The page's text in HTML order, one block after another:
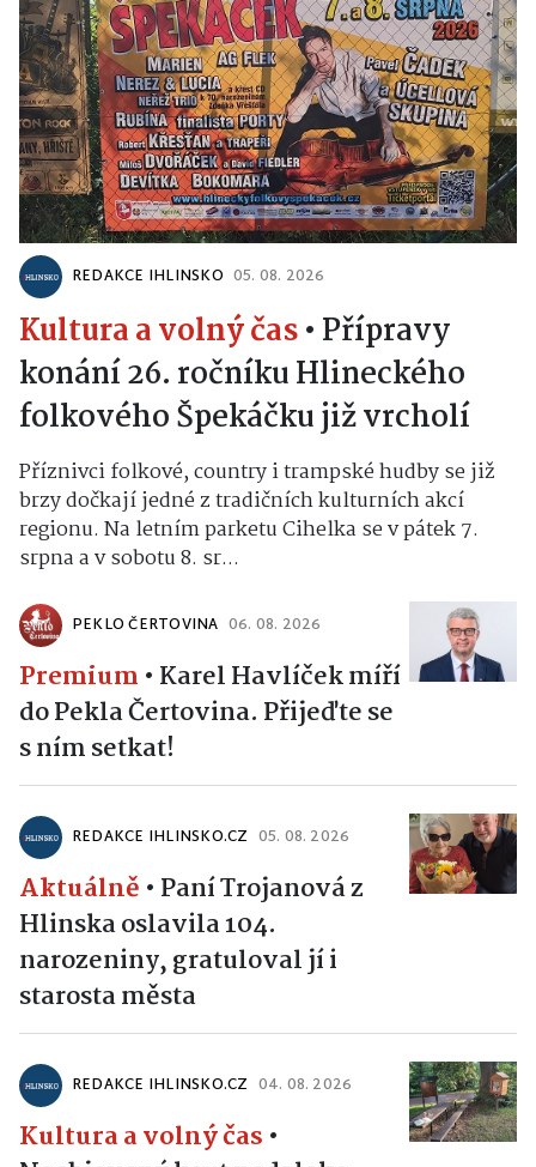
REDAKCE IHLINSKO 05. 08. 2026
Kultura a volný čas• Přípravy
konání 26. ročníku Hlineckého
folkového Špekáčku již vrcholí
Příznivci folkové, country i trampské hudby se již
brzy dočkají jedné z tradičních kulturních akcí
regionu. Na letním parketu Cihelka se v pátek 7.
srpna a v sobotu 8. sr...
PEKLO ČERTOVINA 06. 08. 2026
Premium • Karel Havlíček míří
do Pekla Čertovina. Přijeďte se
s ním setkat!
REDAKCE IHLINSKO.CZ 05. 08. 2026
Aktuálně • Paní Trojanová z
Hlinska oslavila 104.
narozeniny, gratuloval jí i
starosta města
REDAKCE IHLINSKO.CZ 04. 08. 2026
Kultura a volný čas •